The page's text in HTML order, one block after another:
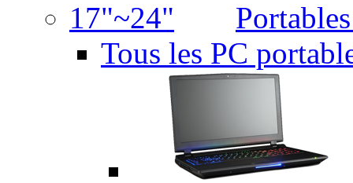
Tous les PC